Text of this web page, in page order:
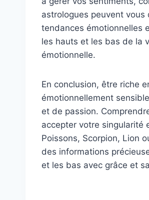
astrologues peuvent
tendances émotionnelles
les hauts et les bas de la
émotionnelle.
En conclusion, être riche
émotionnellement
et de passion.
accepter votre singularité
Poissons, Scorpion, Lion
des informations
et les bas avec grâce et